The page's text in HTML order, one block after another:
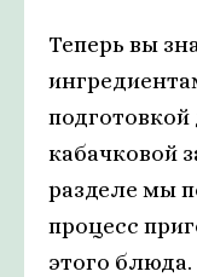
Теперь вы
кабачковой
разделе мы
процесс
этого блюда.